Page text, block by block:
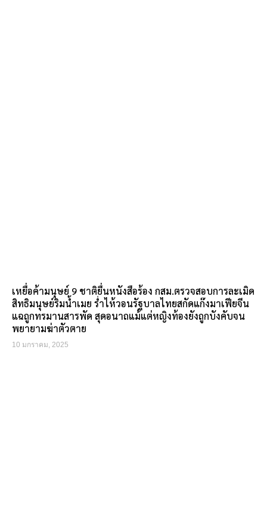
เหยื่อค้ามนุษย์ 9 ชาติยื่นหนังสือร้อง กสม.ตรวจสอบการละเมิด
สิทธิมนุษย์ริมน้ำเมย ร่ำไห้วอนรัฐบาลไทยสกัดแก๊งมาเฟียจีน
แฉถูกทรมานสารพัด สุดอนาถแม้แต่หญิงท้องยังถูกบังคับจน
พยายามฆ่าตัวตาย
10 มกราคม, 2025